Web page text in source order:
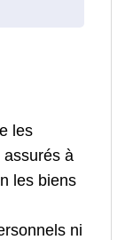
les
assurés à
les biens
ni